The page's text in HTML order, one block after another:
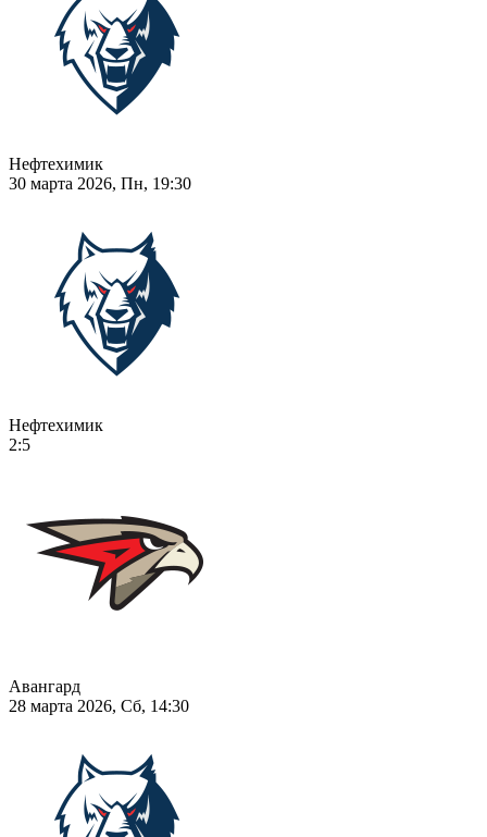
Нефтехимик
30 марта 2026, Пн, 19:30
Нефтехимик
2:5
Авангард
28 марта 2026, Сб, 14:30